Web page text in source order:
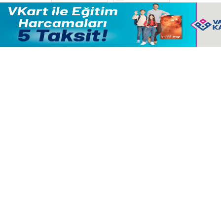
“Gök Kubbe’de, Mavi Vatan’da, Şanlı Topraklarda:
İstanbul Emniyeti Her Yerde” paylaşımı
19:26 -Çekmeköy Belediye Başkanı Orhan
Çerkez AK Parti’ye katıldı